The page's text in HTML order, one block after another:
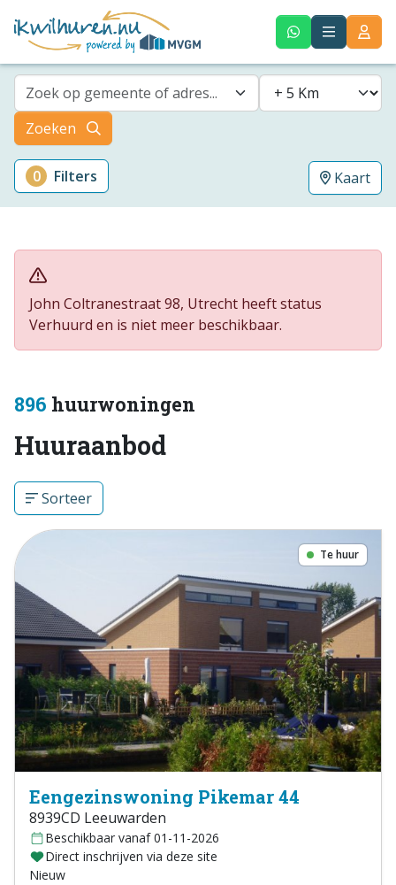
Zoek op gemeente of adres...
Zoeken
0 Filters Kaart
John Coltranestraat 98, Utrecht heeft status
Verhuurd en is niet meer beschikbaar.
896 huurwoningen
Huuraanbod
Sorteer
Te huur
Eengezinswoning Pikemar 44
8939CD Leeuwarden
Beschikbaar vanaf 01-11-2026
Direct inschrijven via deze site
Nieuw